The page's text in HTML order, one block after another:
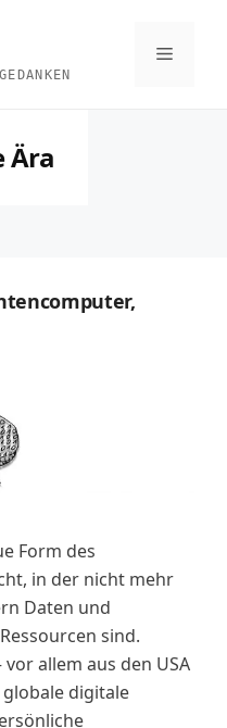
Menü
Ära
Form des
in der nicht mehr
Daten und
sind.
allem aus den USA
digitale